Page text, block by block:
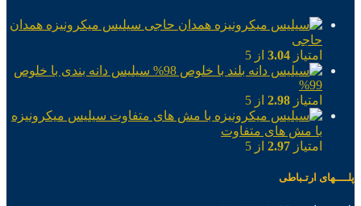
سیلیس میکرونیزه همدان
حاجی
امتیاز 3.04 از 5
سیلیس دانه بندی با خلوص
99%
امتیاز 2.98 از 5
سیلیس میکرونیزه
با مش های متفاوت
امتیاز 2.97 از 5
پلــــهای ارتـباطی